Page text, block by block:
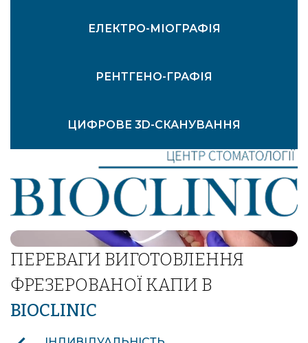
ЕЛЕКТРО-МІОГРАФІЯ
РЕНТГЕНО-ГРАФІЯ
ЦИФРОВЕ 3D-СКАНУВАННЯ
СТВОРЕННЯ АНАЛОГОВОГО ВІДБИТКА ЗУБІВ
ВНУТРІШНЬОРОТОВІ ФОТОГРАФІЇ
ПЕРЕВАГИ ВИГОТОВЛЕННЯ
ФРЕЗЕРОВАНОЇ КАПИ В
BIOCLINIC